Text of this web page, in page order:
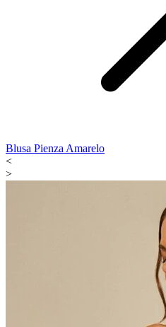
Blusa Pienza Amarelo
<
>